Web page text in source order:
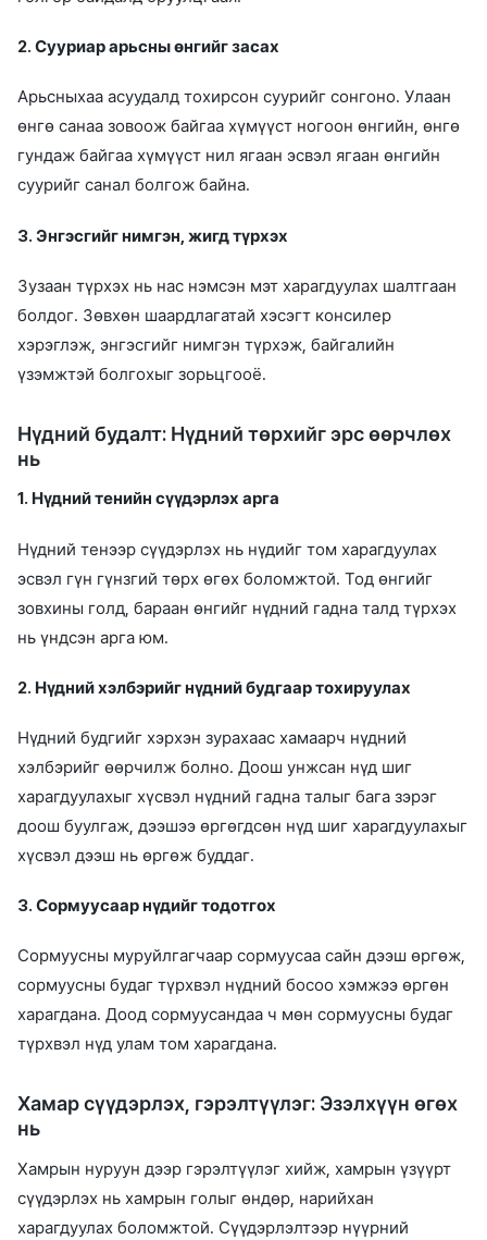
2. Сууриар арьсны өнгийг засах
Арьсныхаа асуудалд тохирсон суурийг сонгоно. Улаан
өнгө санаа зовоож байгаа хүмүүст ногоон өнгийн, өнгө
гундаж байгаа хүмүүст нил ягаан эсвэл ягаан өнгийн
суурийг санал болгож байна.
3. Энгэсгийг нимгэн, жигд түрхэх
Зузаан түрхэх нь нас нэмсэн мэт харагдуулах шалтгаан
болдог. Зөвхөн шаардлагатай хэсэгт консилер
хэрэглэж, энгэсгийг нимгэн түрхэж, байгалийн
үзэмжтэй болгохыг зорьцгооё.
Нүдний будалт: Нүдний төрхийг эрс өөрчлөх
нь
1. Нүдний тенийн сүүдэрлэх арга
Нүдний тенээр сүүдэрлэх нь нүдийг том харагдуулах
эсвэл гүн гүнзгий төрх өгөх боломжтой. Тод өнгийг
зовхины голд, бараан өнгийг нүдний гадна талд түрхэх
нь үндсэн арга юм.
2. Нүдний хэлбэрийг нүдний будгаар тохируулах
Нүдний будгийг хэрхэн зурахаас хамаарч нүдний
хэлбэрийг өөрчилж болно. Доош унжсан нүд шиг
харагдуулахыг хүсвэл нүдний гадна талыг бага зэрэг
доош буулгаж, дээшээ өргөгдсөн нүд шиг харагдуулахыг
хүсвэл дээш нь өргөж буддаг.
3. Сормуусаар нүдийг тодотгох
Сормуусны муруйлгагчаар сормуусаа сайн дээш өргөж,
сормуусны будаг түрхвэл нүдний босоо хэмжээ өргөн
харагдана. Доод сормуусандаа ч мөн сормуусны будаг
түрхвэл нүд улам том харагдана.
Хамар сүүдэрлэх, гэрэлтүүлэг: Эзэлхүүн өгөх
нь
Хамрын нуруун дээр гэрэлтүүлэг хийж, хамрын үзүүрт
сүүдэрлэх нь хамрын голыг өндөр, нарийхан
харагдуулах боломжтой. Сүүдэрлэлтээр нүүрний